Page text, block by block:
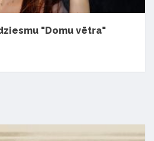
"Domu vētra"